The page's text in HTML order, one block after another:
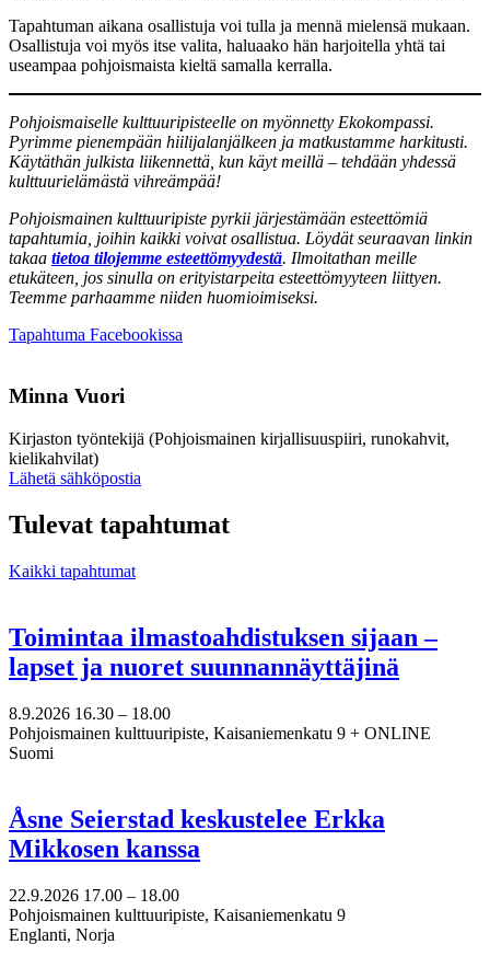
Tapahtuman aikana osallistuja voi tulla ja mennä mielensä mukaan.
Osallistuja voi myös itse valita, haluaako hän harjoitella yhtä tai
useampaa pohjoismaista kieltä samalla kerralla.
Pohjoismaiselle kulttuuripisteelle on myönnetty Ekokompassi.
Pyrimme pienempään hiilijalanjälkeen ja matkustamme harkitusti.
Käytäthän julkista liikennettä, kun käyt meillä – tehdään yhdessä
kulttuurielämästä vihreämpää!
Pohjoismainen kulttuuripiste pyrkii järjestämään esteettömiä
tapahtumia, joihin kaikki voivat osallistua. Löydät seuraavan linkin
takaa tietoa tilojemme esteettömyydestä. Ilmoitathan meille
etukäteen, jos sinulla on erityistarpeita esteettömyyteen liittyen.
Teemme parhaamme niiden huomioimiseksi.
Tapahtuma Facebookissa
Minna Vuori
Kirjaston työntekijä (Pohjoismainen kirjallisuuspiiri, runokahvit,
kielikahvilat)
Lähetä sähköpostia
till
minna.vuori@nkk.org
Tulevat tapahtumat
Kaikki tapahtumat
Toimintaa ilmastoahdistuksen sijaan –
lapset ja nuoret suunnannäyttäjinä
8.9.2026 16.30 – 18.00
Pohjoismainen kulttuuripiste, Kaisaniemenkatu 9 + ONLINE
Suomi
Åsne Seierstad keskustelee Erkka
Mikkosen kanssa
22.9.2026 17.00 – 18.00
Pohjoismainen kulttuuripiste, Kaisaniemenkatu 9
Englanti, Norja